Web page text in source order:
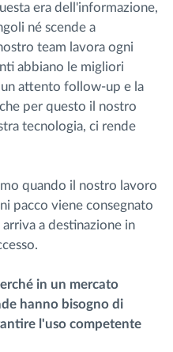
era dell'informazione,
né scende a
team lavora ogni
abbiano le migliori
attento follow-up e la
per questo il nostro
tecnologia, ci rende
quando il nostro lavoro
pacco viene consegnato
a destinazione in
in un mercato
hanno bisogno di
l'uso competente